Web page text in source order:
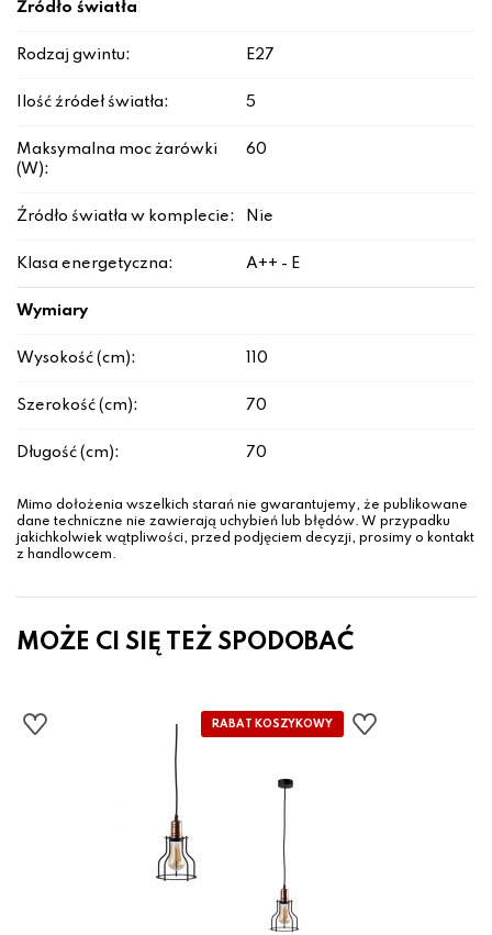
Źródło światła
Rodzaj gwintu: E27
Ilość źródeł światła: 5
Maksymalna moc żarówki
(W):
60
Źródło światła w komplecie: Nie
Klasa energetyczna: A++ - E
Wymiary
Wysokość (cm): 110
Szerokość (cm): 70
Długość (cm): 70
Mimo dołożenia wszelkich starań nie gwarantujemy, że publikowane
dane techniczne nie zawierają uchybień lub błędów. W przypadku
jakichkolwiek wątpliwości, przed podjęciem decyzji, prosimy o kontakt
z handlowcem.
MOŻE CI SIĘ TEŻ SPODOBAĆ